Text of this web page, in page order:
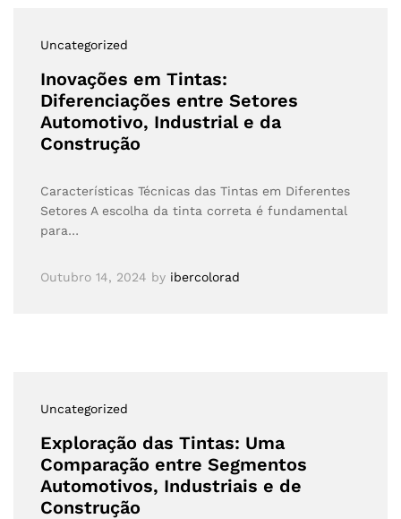
Uncategorized
Inovações em Tintas:
Diferenciações entre Setores
Automotivo, Industrial e da
Construção
Características Técnicas das Tintas em Diferentes
Setores A escolha da tinta correta é fundamental
para…
Outubro 14, 2024 by ibercolorad
Uncategorized
Exploração das Tintas: Uma
Comparação entre Segmentos
Automotivos, Industriais e de
Construção